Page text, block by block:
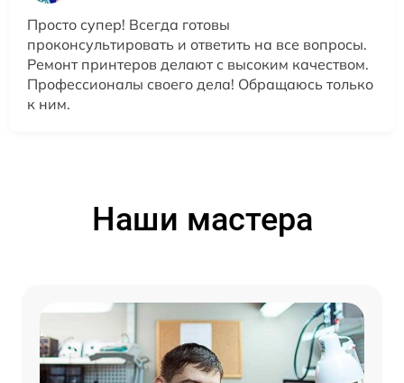
Просто супер! Всегда готовы
проконсультировать и ответить на все вопросы.
Ремонт принтеров делают с высоким качеством.
Профессионалы своего дела! Обращаюсь только
к ним.
Наши мастера